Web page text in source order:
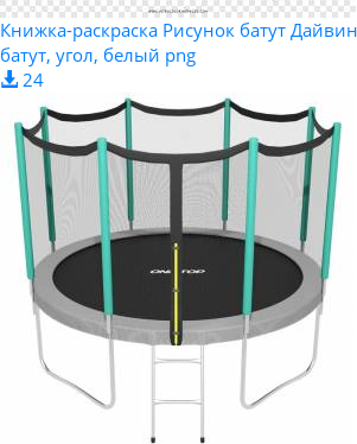
Книжка-раскраска Рисунок батут
батут, угол, белый png
24